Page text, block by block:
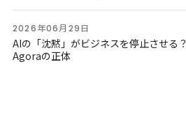
2026年06月29日
AIの「沈黙」がビジネスを停止させる
Agoraの正体